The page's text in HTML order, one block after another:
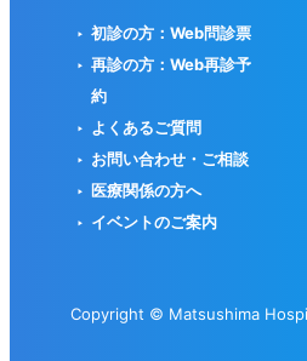
初診の方：Web問診票
再診の方：Web再診予
約
よくあるご質問
お問い合わせ・ご相談
医療関係の方へ
イベントのご案内
Copyright © Matsushima